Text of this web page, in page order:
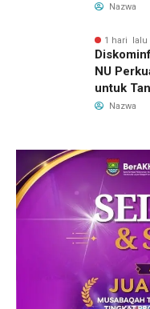
Gubernur
Nazwa
1 hari lalu
NU
untuk
Hoaks
Nazwa